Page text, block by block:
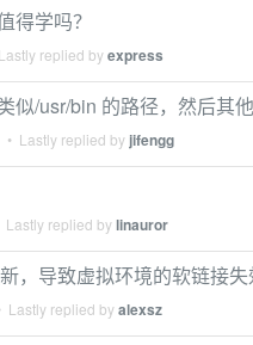
得学吗？
replied byexpress
似/usr/bin 的路径，然后其
• Lastly replied by jifengg
Lastly replied bylinauror
，导致虚拟环境的软链接
Lastly replied byalexsz